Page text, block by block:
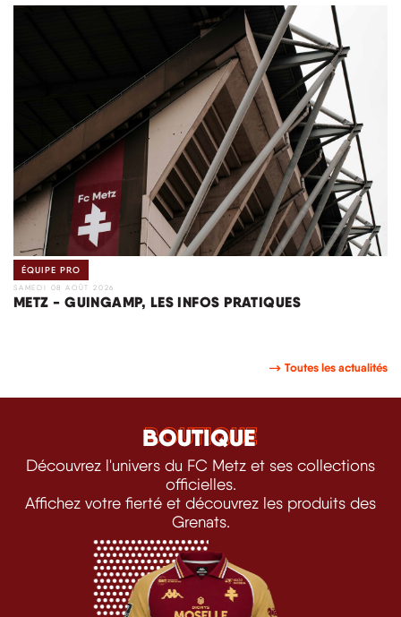
ÉQUIPE PRO
SAMEDI 08 AOÛT 2026
METZ - GUINGAMP, LES INFOS PRATIQUES
Toutes les actualités
BOUTIQUE
BOUTIQUE
Découvrez l'univers du FC Metz et ses collections
officielles.
Affichez votre fierté et découvrez les produits des
Grenats.